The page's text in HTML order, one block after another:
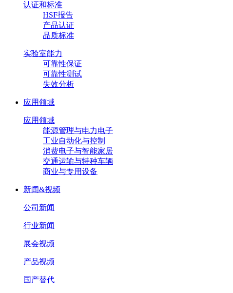
认证和标准
HSF报告
产品认证
品质标准
实验室能力
可靠性保证
可靠性测试
失效分析
应用领域
应用领域
能源管理与电力电子
工业自动化与控制
消费电子与智能家居
交通运输与特种车辆
商业与专用设备
新闻&视频
公司新闻
行业新闻
展会视频
产品视频
国产替代